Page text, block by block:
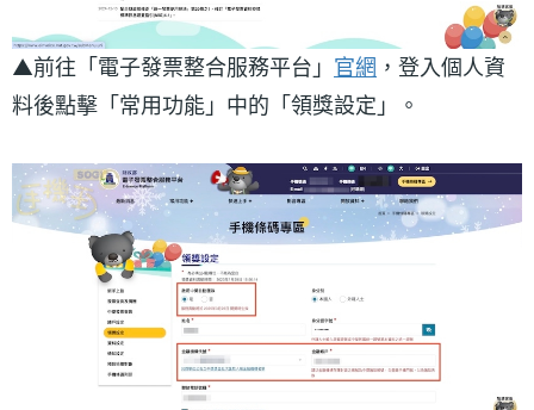
▲前往「電子發票整合服務平台」 官網 ，登入個人資
料後點擊「常用功能」中的「領獎設定」。